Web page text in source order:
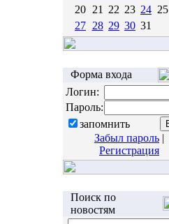
20 21 22 23 24 25
27 28 29 30 31
Форма входа
Логин:
Пароль:
запомнить
Забыл пароль |
Регистрация
Поиск по
новостям